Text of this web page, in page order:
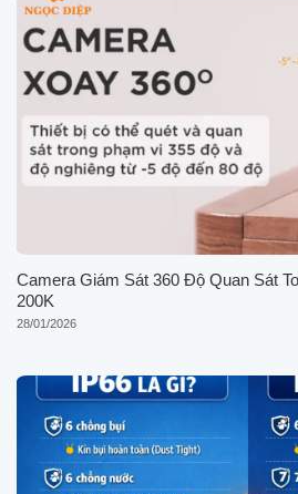
Camera Giám Sát 360 Độ Quan Sát
200K
28/01/2026